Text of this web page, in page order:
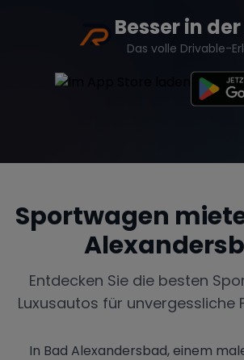
Besser in
Das volle Drivable-
Sportwagen
Entdecken Sie die besten
Luxusautos für unvergessliche
In Bad Alexandersbad, einem